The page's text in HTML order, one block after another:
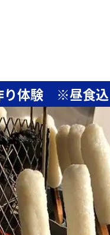
り体験 ※昼食込